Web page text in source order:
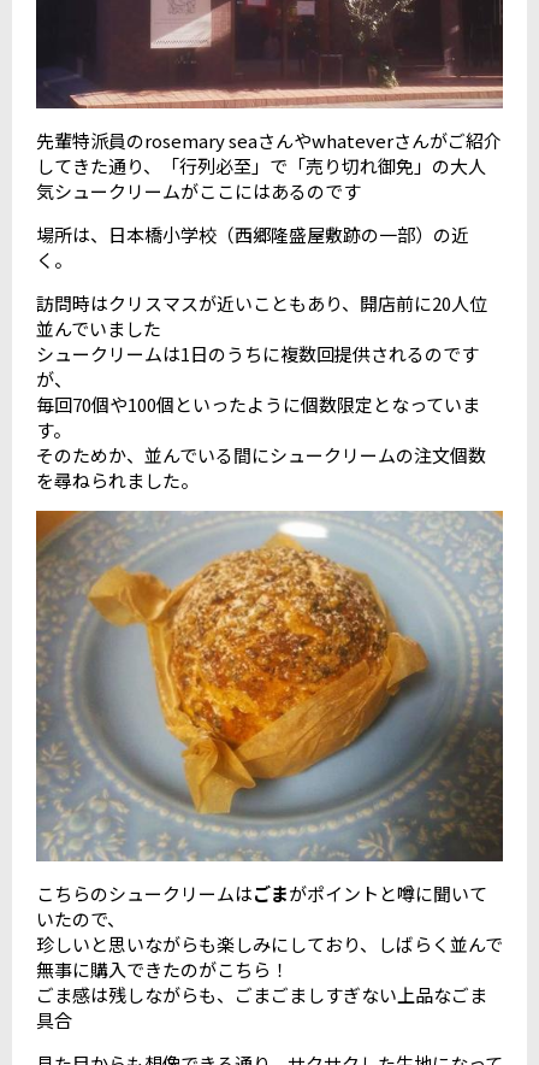
先輩特派員のrosemary seaさんやwhateverさんがご紹介
してきた通り、「行列必至」で「売り切れ御免」の大人
気シュークリームがここにはあるのです
場所は、日本橋小学校（西郷隆盛屋敷跡の一部）の近
く。
訪問時はクリスマスが近いこともあり、開店前に20人位
並んでいました
シュークリームは1日のうちに複数回提供されるのです
が、
毎回70個や100個といったように個数限定となっていま
す。
そのためか、並んでいる間にシュークリームの注文個数
を尋ねられました。
こちらのシュークリームはごまがポイントと噂に聞いて
いたので、
珍しいと思いながらも楽しみにしており、しばらく並んで
無事に購入できたのがこちら！
ごま感は残しながらも、ごまごましすぎない上品なごま
具合